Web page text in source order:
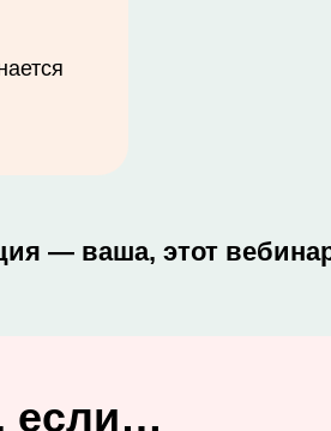
— ваша, этот
если…